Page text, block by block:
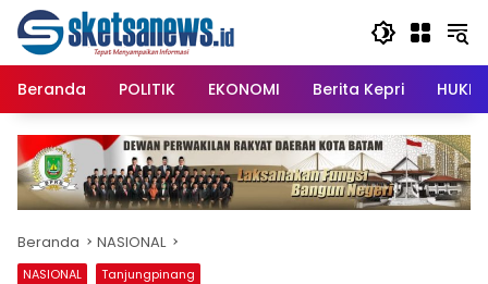
content
Langsung
konten
Beranda
POLITIK EKONOMI Berita Kepri
Beranda NASIONAL
NASIONAL Tanjungpinang